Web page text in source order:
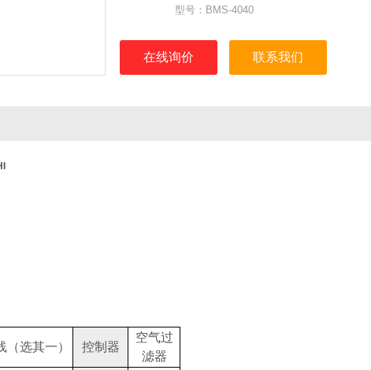
型号：BMS-4040
最大扭矩：0.5N.m
在线询价 联系我们
（选其一） 控制器
空气过
滤器